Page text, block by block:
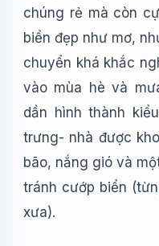
chúng rẻ mà còn
biển đẹp như mơ,
chuyển khá khắc
vào mùa hè và
dần hình thành
trưng- nhà được
bão, nắng gió và
tránh cướp biển
xưa).